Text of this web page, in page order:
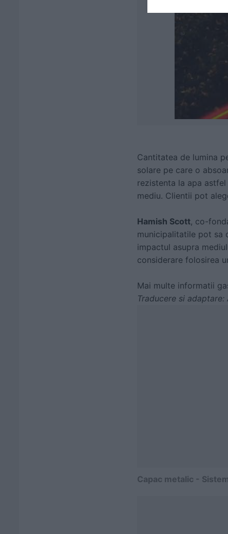
Cantitatea de lumina
solare pe care o
rezistenta la apa
mediu. Clientii pot
Hamish Scott, co-
municipalitatile pot sa
impactul asupra
considerare folosirea
Mai multe informatii
Traducere si adaptare:
Capac metalic -